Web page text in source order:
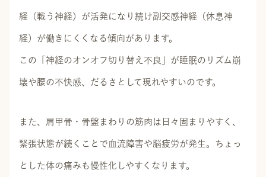
経（戦う神経）が活発になり続け副交感神経（休息神
経）が働きにくくなる傾向があります。
この「神経のオンオフ切り替え不良」が睡眠のリズム崩
壊や腰の不快感、だるさとして現れやすいのです。
また、肩甲骨・骨盤まわりの筋肉は日々固まりやすく、
緊張状態が続くことで血流障害や脳疲労が発生。ちょっ
とした体の痛みも慢性化しやすくなります。